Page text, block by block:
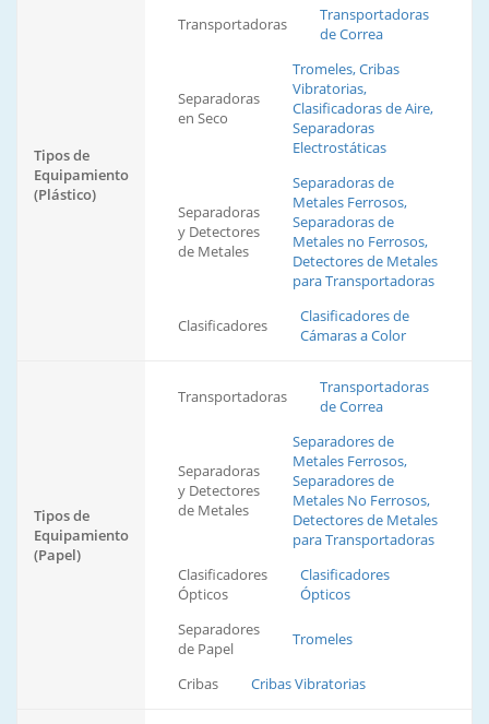
Tipos de
Equipamiento
(Plástico)
Transportadoras
Transportadoras
de Correa
Separadoras
en Seco
Tromeles, Cribas
Vibratorias,
Clasificadoras de Aire,
Separadoras
Electrostáticas
Separadoras
y Detectores
de Metales
Separadoras de
Metales Ferrosos,
Separadoras de
Metales no Ferrosos,
Detectores de Metales
para Transportadoras
Clasificadores
Clasificadores de
Cámaras a Color
Tipos de
Equipamiento
(Papel)
Transportadoras
Transportadoras
de Correa
Separadoras
y Detectores
de Metales
Separadores de
Metales Ferrosos,
Separadores de
Metales No Ferrosos,
Detectores de Metales
para Transportadoras
Clasificadores
Ópticos
Clasificadores
Ópticos
Separadores
de Papel
Tromeles
Cribas Cribas Vibratorias